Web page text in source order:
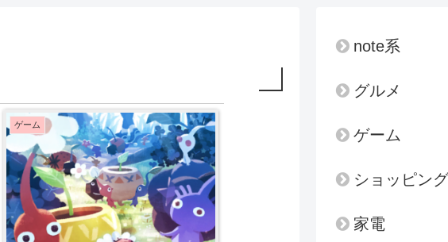
ゲーム
note系
グルメ
ゲーム
ショッピン
家電